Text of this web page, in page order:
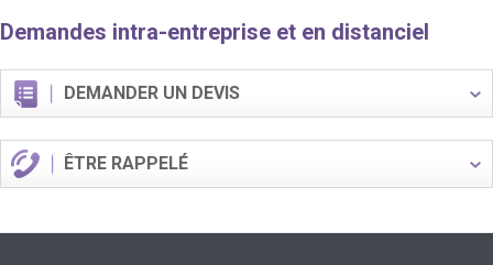
Demandes intra-entreprise et en distanciel
DEMANDER UN DEVIS
ÊTRE RAPPELÉ